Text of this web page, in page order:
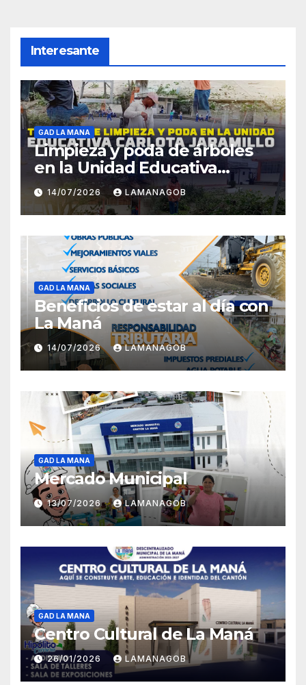
Interesante
GAD LA MANA
Limpieza y poda de árboles
en la Unidad Educativa
Carlota Jaramillo
14/07/2026 LAMANAGOB
GAD LA MANA
Beneficios de estar al día con
La Maná
14/07/2026 LAMANAGOB
GAD LA MANA
Mercado Municipal
13/07/2026 LAMANAGOB
GAD LA MANA
Centro Cultural de La Maná
26/01/2026 LAMANAGOB